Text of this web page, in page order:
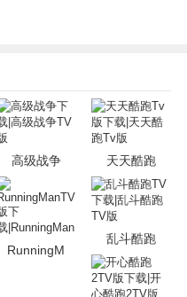
高级战争 天天酷跑
RunningM
乱斗酷跑